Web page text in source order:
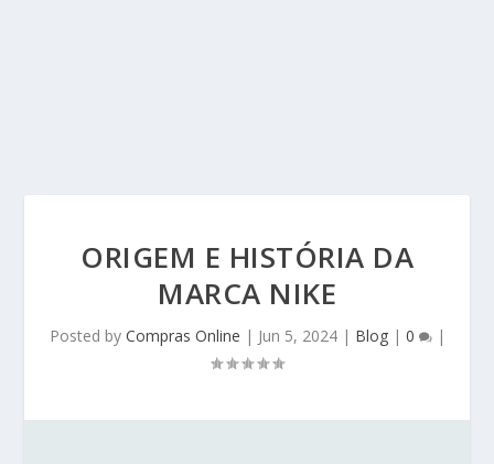
ORIGEM E HISTÓRIA DA
MARCA NIKE
Posted by Compras Online | Jun 5, 2024| Blog| 0 |